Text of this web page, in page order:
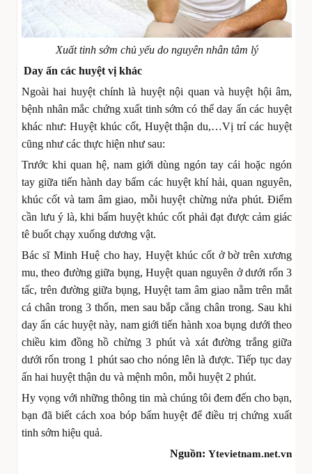
Xuất tinh sớm chủ yếu do nguyên nhân tâm lý
Day ấn các huyệt vị khác
Ngoài hai huyệt chính là huyệt nội quan và huyệt hội âm,
bệnh nhân mắc chứng xuất tinh sớm có thể day ấn các huyệt
khác như: Huyệt khúc cốt, Huyệt thận du,…Vị trí các huyệt
cũng như các thực hiện như sau:
Trước khi quan hệ, nam giới dùng ngón tay cái hoặc ngón
tay giữa tiến hành day bấm các huyệt khí hải, quan nguyên,
khúc cốt và tam âm giao, mỗi huyệt chừng nửa phút. Điểm
cần lưu ý là, khi bấm huyệt khúc cốt phải đạt được cảm giác
tê buốt chạy xuống dương vật.
Bác sĩ Minh Huệ cho hay, Huyệt khúc cốt ở bờ trên xương
mu, theo đường giữa bụng, Huyệt quan nguyên ở dưới rốn 3
tấc, trên đường giữa bụng, Huyệt tam âm giao nằm trên mắt
cá chân trong 3 thốn, men sau bắp cẳng chân trong. Sau khi
day ấn các huyệt này, nam giới tiến hành xoa bụng dưới theo
chiều kim đồng hồ chừng 3 phút và xát đường trắng giữa
dưới rốn trong 1 phút sao cho nóng lên là được. Tiếp tục day
ấn hai huyệt thận du và mệnh môn, mỗi huyệt 2 phút.
Hy vọng với những thông tin mà chúng tôi đem đến cho bạn,
bạn đã biết cách xoa bóp bấm huyệt để điều trị chứng xuất
tinh sớm hiệu quả.
Nguồn: Ytevietnam.net.vn